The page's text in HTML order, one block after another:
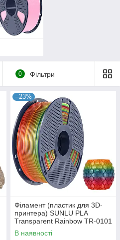
0 Фільтри
–23%
Філамент (пластик для 3D-
принтера) SUNLU PLA
Transparent Rainbow TR-0101
1,75 мм 1 кг
В наявності